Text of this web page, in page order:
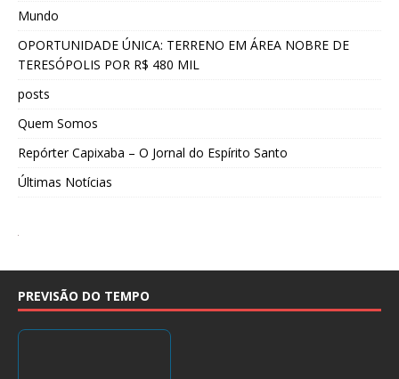
Mundo
OPORTUNIDADE ÚNICA: TERRENO EM ÁREA NOBRE DE
TERESÓPOLIS POR R$ 480 MIL
posts
Quem Somos
Repórter Capixaba – O Jornal do Espírito Santo
Últimas Notícias
PREVISÃO DO TEMPO